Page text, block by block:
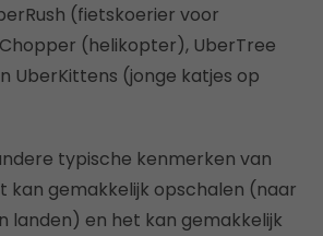
(fietskoerier voor
(helikopter), UberTree
UberKittens (jonge katjes op
typische kenmerken van
kan gemakkelijk opschalen (naar
landen) en het kan gemakkelijk